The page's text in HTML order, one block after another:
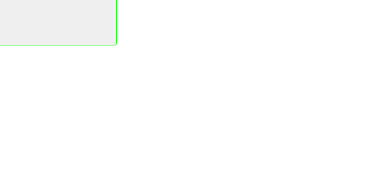
część prawdziwej
duże fragmenty